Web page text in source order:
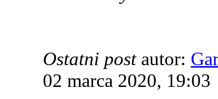
Ostatni postautor:
02 marca 2020, 19:03